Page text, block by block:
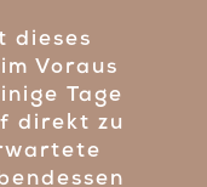
dieses
Voraus
Tage
direkt zu